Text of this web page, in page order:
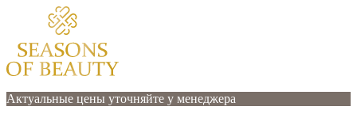
Актуальные цены уточняйте у менеджера